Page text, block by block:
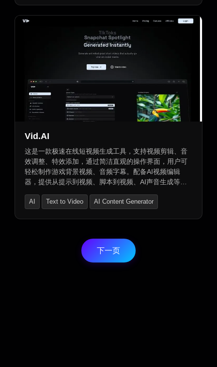
Vid.AI
这是一款极速在线短视频生成工具，支持视频剪辑、音
效调整、特效添加，通过简洁直观的操作界面，用户可
轻松制作游戏背景视频、音频字幕。配备AI视频编辑
器，提供从提示到视频、脚本到视频、AI声音生成等功
可生成多种短视频类型，包括YouTube Shorts、TikTok
AI Text to Video AI Content Generator
下一页